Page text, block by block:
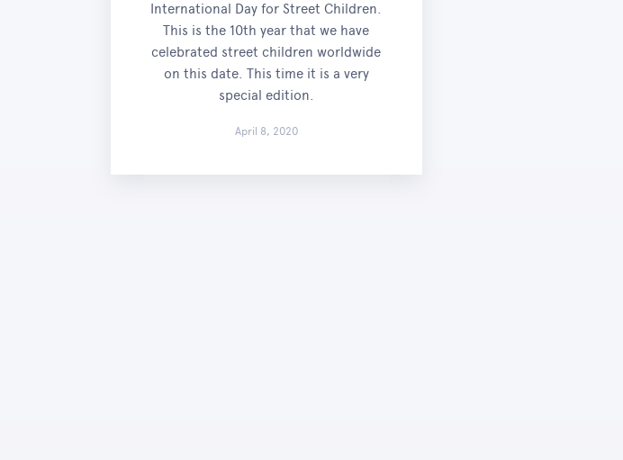
International Day for Street Children.
This is the 10th year that we have
celebrated street children worldwide
on this date. This time it is a very
special edition.
April 8, 2020